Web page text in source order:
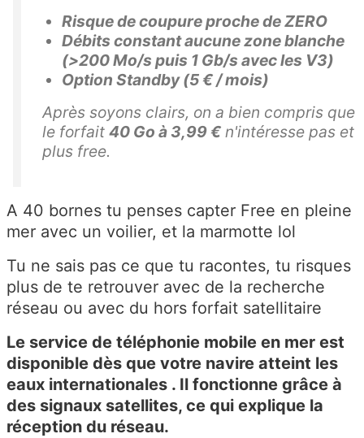
Risque de coupure proche de ZERO
Débits constant aucune zone blanche
(>200 Mo/s puis 1 Gb/s avec les V3)
Option Standby (5 € / mois)
Après soyons clairs, on a bien compris que
le forfait 40 Go à 3,99 € n'intéresse pas et
plus free.
A 40 bornes tu penses capter Free en pleine
mer avec un voilier, et la marmotte lol
Tu ne sais pas ce que tu racontes, tu risques
plus de te retrouver avec de la recherche
réseau ou avec du hors forfait satellitaire
Le service de téléphonie mobile en mer est
disponible dès que votre navire atteint les
eaux internationales . Il fonctionne grâce à
des signaux satellites, ce qui explique la
réception du réseau.